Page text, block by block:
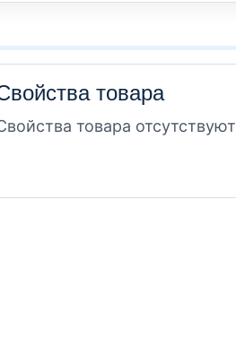
товара
товара отсутствуют